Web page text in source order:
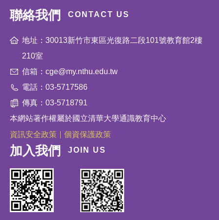
聯絡我們 CONTACT US
地址：30013新竹市東區光復路二段101號教育館2樓
210室
信箱：cge@my.nthu.edu.tw
電話：03-5717586
傳真：03-5718791
本網站著作權屬於國立清華大學通識教育中心
資訊安全政策
個資保護政策
加入我們 JOIN US